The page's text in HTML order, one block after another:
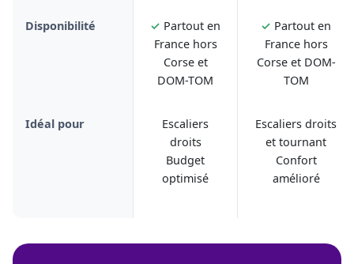
Disponibilité ✓ Partout en
France hors
Corse et
DOM-TOM
✓ Partout en
France hors
Corse et DOM-
TOM
Idéal pour
Escaliers
droits
Budget
optimisé
Escaliers droits
et tournant
Confort
amélioré